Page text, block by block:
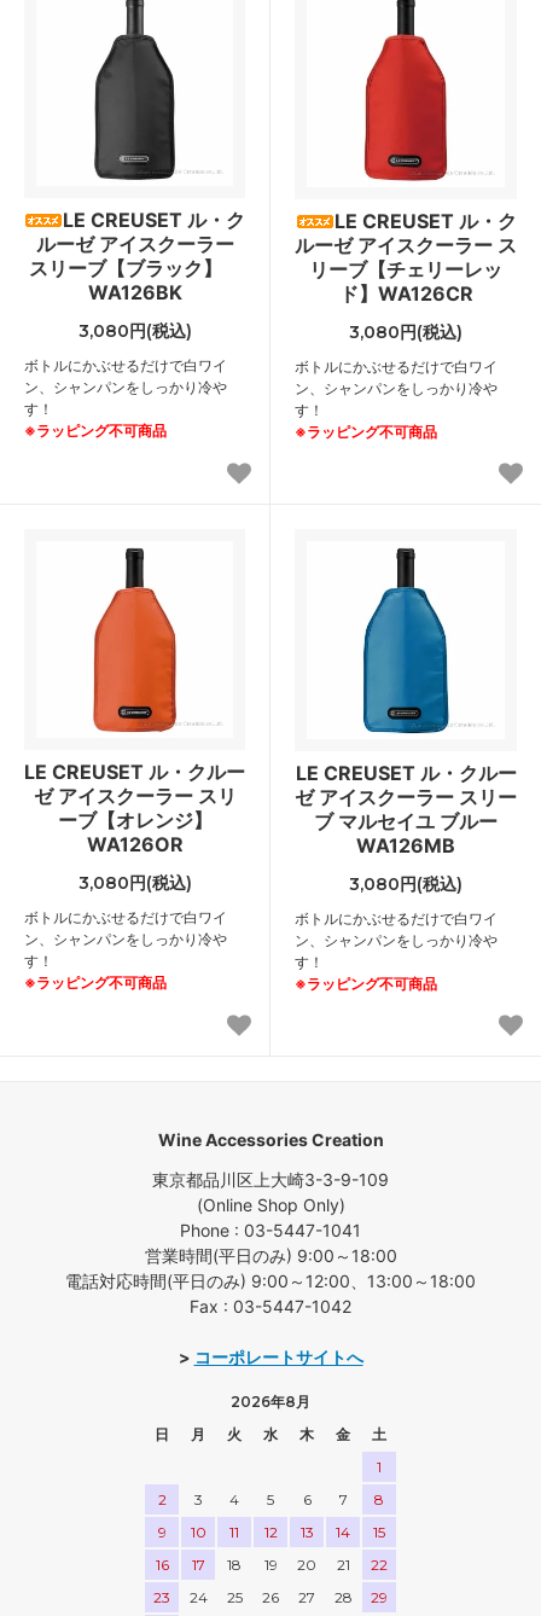
LE CREUSET ル・ク
ルーゼ アイスクーラー
スリーブ【ブラック】
WA126BK
3,080円(税込)
ボトルにかぶせるだけで白ワイ
ン、シャンパンをしっかり冷や
す！
※ラッピング不可商品
LE CREUSET ル・ク
ルーゼ アイスクーラー ス
リーブ【チェリーレッ
ド】WA126CR
3,080円(税込)
ボトルにかぶせるだけで白ワイ
ン、シャンパンをしっかり冷や
す！
※ラッピング不可商品
LE CREUSET ル・クルー
ゼ アイスクーラー スリ
ーブ【オレンジ】
WA126OR
3,080円(税込)
ボトルにかぶせるだけで白ワイ
ン、シャンパンをしっかり冷や
す！
※ラッピング不可商品
LE CREUSET ル・クルー
ゼ アイスクーラー スリー
ブ マルセイユ ブルー
WA126MB
3,080円(税込)
ボトルにかぶせるだけで白ワイ
ン、シャンパンをしっかり冷や
す！
※ラッピング不可商品
Wine Accessories Creation
東京都品川区上大崎3-3-9-109
(Online Shop Only)
Phone : 03-5447-1041
営業時間(平日のみ) 9:00～18:00
電話対応時間(平日のみ) 9:00～12:00、13:00～18:00
Fax : 03-5447-1042
> コーポレートサイトへ
2026年8月
日
月 火 水 木 金
土
1
2
3 4 5 6 7
8
9
10 11 12 13 14
15
16
17 18 19 20 21
22
23
24 25 26 27 28
29